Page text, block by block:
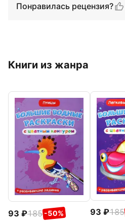
Понравилась рецензия?
Книги из жанра
93 185 -50% 93 185